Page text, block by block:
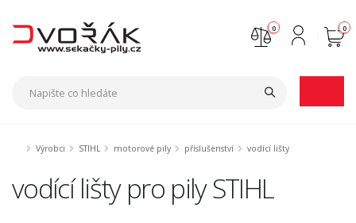
0
0
Výrobci STIHL motorové pily příslušenství vodící lišty
vodící lišty pro pily STIHL